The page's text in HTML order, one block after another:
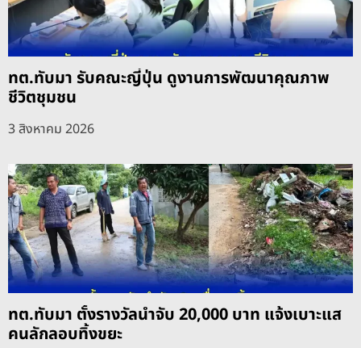
ทต.ทับมา รับคณะญี่ปุ่น ดูงานการพัฒนาคุณภาพ
ชีวิตชุมชน
3 สิงหาคม 2026
ทต.ทับมา ตั้งรางวัลนำจับ 20,000 บาท แจ้งเบาะแส
คนลักลอบทิ้งขยะ